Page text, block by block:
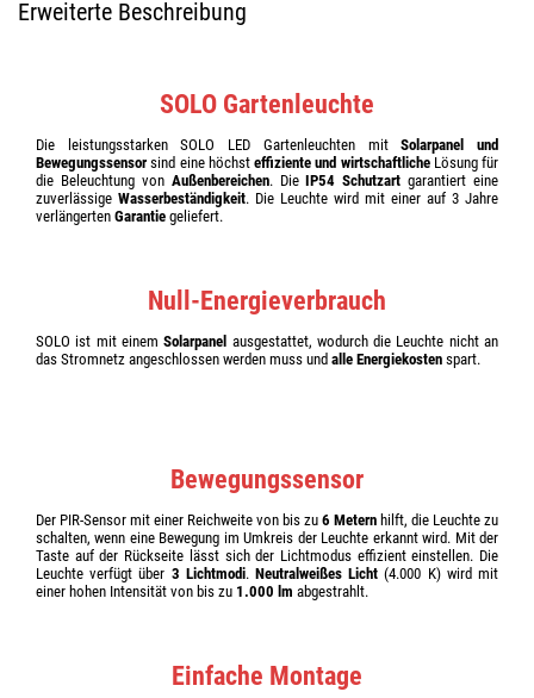
Erweiterte Beschreibung
SOLO Gartenleuchte
Die leistungsstarken SOLO LED Gartenleuchten mitSolarpanel und
Bewegungssensor sind eine höchst effiziente und wirtschaftlicheLösung für
die Beleuchtung von Außenbereichen. DieIP54 Schutzart garantiert eine
zuverlässige Wasserbeständigkeit. Die Leuchte wird mit einer auf 3 Jahre
verlängerten Garantie geliefert.
Null-Energieverbrauch
SOLO ist mit einemSolarpanel ausgestattet, wodurch die Leuchte nicht an
das Stromnetz angeschlossen werden muss und alle Energiekosten spart.
Bewegungssensor
Der PIR-Sensor mit einer Reichweite von bis zu 6 Metern hilft, die Leuchte zu
schalten, wenn eine Bewegung im Umkreis der Leuchte erkannt wird. Mit der
Taste auf der Rückseite lässt sich der Lichtmodus effizient einstellen. Die
Leuchte verfügt über 3 Lichtmodi.Neutralweißes Licht (4.000 K) wird mit
einer hohen Intensität von bis zu 1.000 lm abgestrahlt.
Einfache Montage